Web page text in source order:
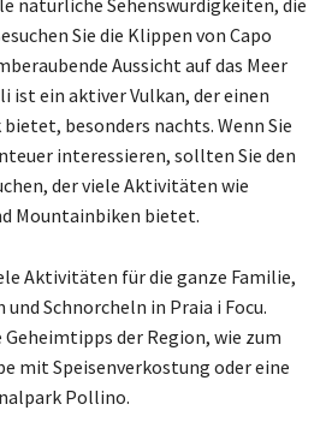
Sie die Klippen von Capo
Aussicht auf das Meer
ist ein aktiver Vulkan, der einen
besonders nachts. Wenn Sie
interessieren, sollten Sie den
der viele Aktivitäten wie
Mountainbiken bietet.
Aktivitäten für die ganze Familie,
Schnorcheln in Praia i Focu.
Geheimtipps der Region, wie zum
mit Speisenverkostung oder eine
Pollino.